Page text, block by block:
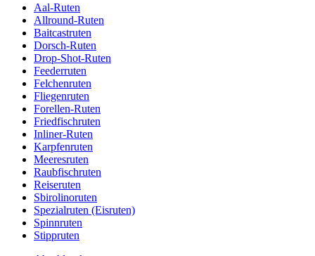
Aal-Ruten
Allround-Ruten
Baitcastruten
Dorsch-Ruten
Drop-Shot-Ruten
Feederruten
Felchenruten
Fliegenruten
Forellen-Ruten
Friedfischruten
Inliner-Ruten
Karpfenruten
Meeresruten
Raubfischruten
Reiseruten
Sbirolinoruten
Spezialruten (Eisruten)
Spinnruten
Stippruten